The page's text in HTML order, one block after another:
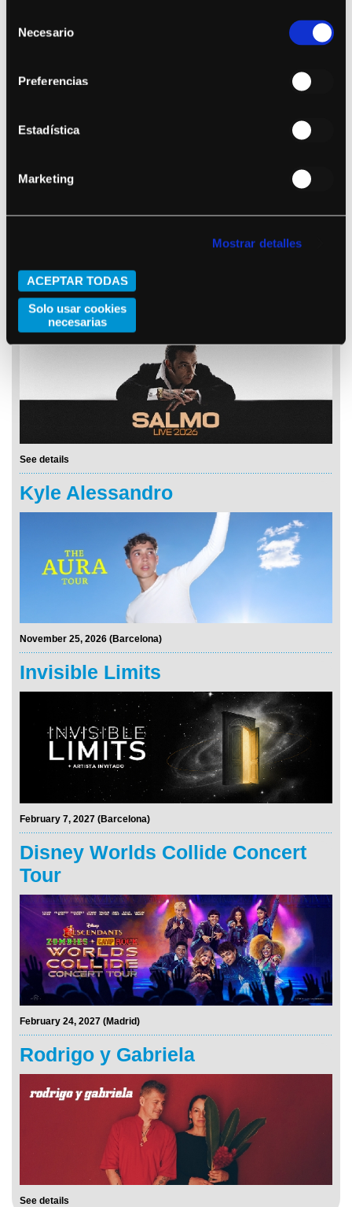
Necesario
Preferencias
Estadística
Marketing
Mostrar detalles
ACEPTAR TODAS
Solo usar cookies
necesarias
Bryan Adams
See details
Salmo
See details
Kyle Alessandro
November 25, 2026 (Barcelona)
Invisible Limits
February 7, 2027 (Barcelona)
Disney Worlds Collide Concert
Tour
February 24, 2027 (Madrid)
Rodrigo y Gabriela
See details